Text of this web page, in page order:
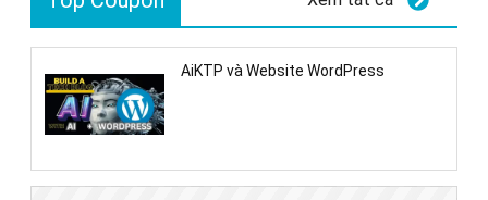
AiKTP và Website WordPress